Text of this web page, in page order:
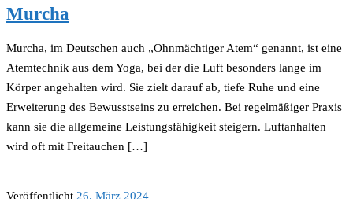
Murcha
Murcha, im Deutschen auch „Ohnmächtiger Atem“ genannt, ist eine
Atemtechnik aus dem Yoga, bei der die Luft besonders lange im
Körper angehalten wird. Sie zielt darauf ab, tiefe Ruhe und eine
Erweiterung des Bewusstseins zu erreichen. Bei regelmäßiger Praxis
kann sie die allgemeine Leistungsfähigkeit steigern. Luftanhalten
wird oft mit Freitauchen […]
Veröffentlicht 26. März 2024